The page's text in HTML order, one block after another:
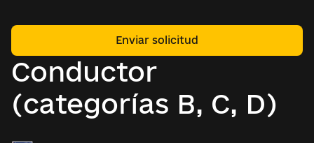
Conductor
(categorías B, C, D)
Enviar solicitud